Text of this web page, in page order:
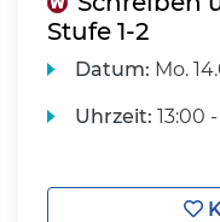
Stufe 1-2
Datum: Mo.
Uhrzeit: 13:00